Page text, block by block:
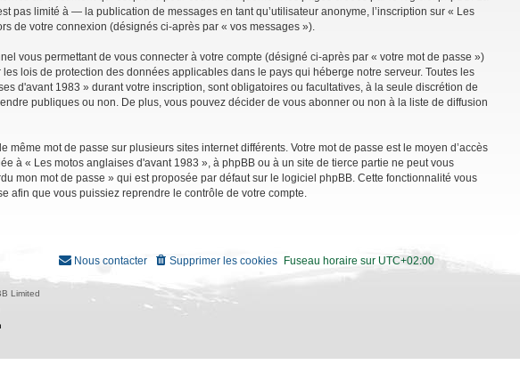
limité à — la publication de messages en tant qu’utilisateur anonyme, l’inscription sur « Les
de votre connexion (désignés ci-après par « vos messages »).
vous permettant de vous connecter à votre compte (désigné ci-après par « votre mot de passe »)
lois de protection des données applicables dans le pays qui héberge notre serveur. Toutes les
d'avant 1983 » durant votre inscription, sont obligatoires ou facultatives, à la seule discrétion de
publiques ou non. De plus, vous pouvez décider de vous abonner ou non à la liste de diffusion
mot de passe sur plusieurs sites internet différents. Votre mot de passe est le moyen d’accès
à « Les motos anglaises d'avant 1983 », à phpBB ou à un site de tierce partie ne peut vous
mon mot de passe » qui est proposée par défaut sur le logiciel phpBB. Cette fonctionnalité vous
afin que vous puissiez reprendre le contrôle de votre compte.
Fuseau horaire sur UTC+02:00
Supprimer les cookies
Nous contacter
Limited